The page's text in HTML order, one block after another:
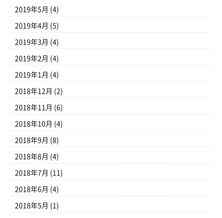
2019年5月 (4)
2019年4月 (5)
2019年3月 (4)
2019年2月 (4)
2019年1月 (4)
2018年12月 (2)
2018年11月 (6)
2018年10月 (4)
2018年9月 (8)
2018年8月 (4)
2018年7月 (11)
2018年6月 (4)
2018年5月 (1)